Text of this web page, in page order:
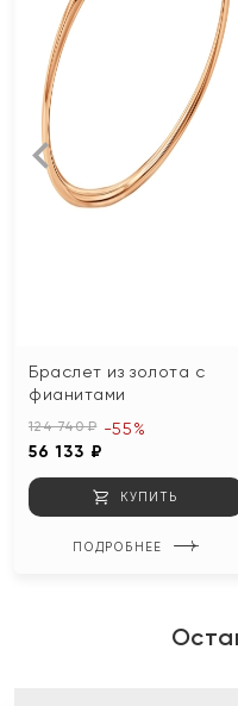
Браслет из золота с
фианитами
124 740 ₽
56 133 ₽
-55%
КУПИТЬ
ПОДРОБНЕЕ